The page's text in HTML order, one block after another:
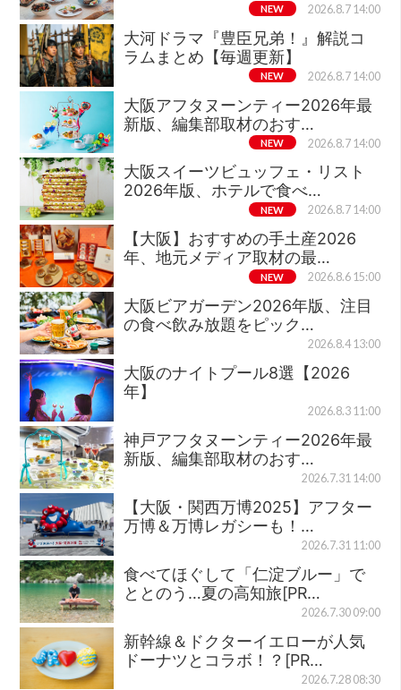
NEW 2026.8.7 14:00
大河ドラマ『豊臣兄弟！』解説コ
ラムまとめ【毎週更新】
NEW 2026.8.7 14:00
大阪アフタヌーンティー2026年最
新版、編集部取材のおす…
NEW 2026.8.7 14:00
大阪スイーツビュッフェ・リスト
2026年版、ホテルで食べ…
NEW 2026.8.7 14:00
【大阪】おすすめの手土産2026
年、地元メディア取材の最…
NEW 2026.8.6 15:00
大阪ビアガーデン2026年版、注目
の食べ飲み放題をピック…
2026.8.4 13:00
大阪のナイトプール8選【2026
年】
2026.8.3 11:00
神戸アフタヌーンティー2026年最
新版、編集部取材のおす…
2026.7.31 14:00
【大阪・関西万博2025】アフター
万博＆万博レガシーも！…
2026.7.31 11:00
食べてほぐして「仁淀ブルー」で
ととのう…夏の高知旅[PR…
2026.7.30 09:00
新幹線＆ドクターイエローが人気
ドーナツとコラボ！？[PR…
2026.7.28 08:30